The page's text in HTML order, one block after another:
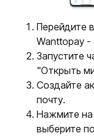
Перейдите
Wanttopay -
Запустите
"Открыть
Создайте
почту.
Нажмите на
выберите